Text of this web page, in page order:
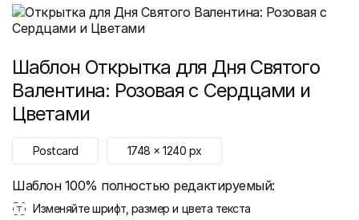
Шаблон Открытка для Дня Святого
Валентина: Розовая с Сердцами и
Цветами
Postcard 1748 x1240 px
Шаблон 100% полностью редактируемый:
Изменяйте шрифт, размер и цвета текста